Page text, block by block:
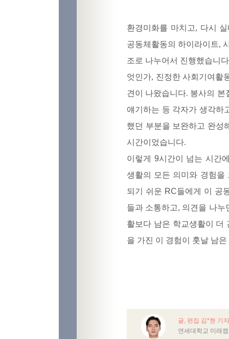
환경미화를 마치고, 다시
공동체활동의 하이라이트,
조로 나누어서 진행했습니
엇인가, 진정한 사회기여활
견이 나왔습니다. 봉사의
얘기하는 등 각자가 생각하
했던 부분을 보완하고 완성
시간이었습니다.
이렇게 9시간이 넘는 시간
생활의 모든 의미와 경험을
되기 쉬운 RC들에게 이 공
들과 소통하고, 의견을 나
활보다 남은 학교생활이 더
을 가진 이 경험이 훗날 남
글, 편집 김*현 기
연세대학교 미래